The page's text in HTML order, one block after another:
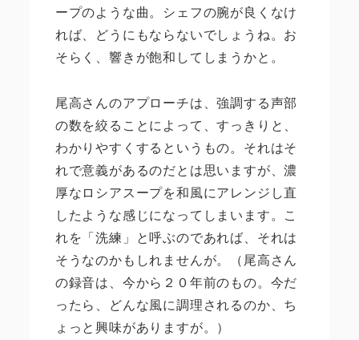
ープのような曲。シェフの腕が良くなけ
れば、どうにもならないでしょうね。お
そらく、響きが飽和してしまうかと。
尾高さんのアプローチは、強調する声部
の数を絞ることによって、すっきりと、
わかりやすくするというもの。それはそ
れで意義があるのだとは思いますが、濃
厚なロシアスープを和風にアレンジし直
したような感じになってしまいます。こ
れを「洗練」と呼ぶのであれば、それは
そうなのかもしれませんが。（尾高さん
の録音は、今から２０年前のもの。今だ
ったら、どんな風に調理されるのか、ち
ょっと興味がありますが。）